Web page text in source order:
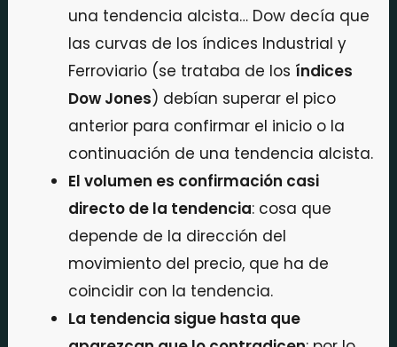
una tendencia alcista… Dow decía que
las curvas de los índices Industrial y
Ferroviario (se trataba de los índices
Dow Jones) debían superar el pico
anterior para confirmar el inicio o la
continuación de una tendencia alcista.
El volumen es confirmación casi
directo de la tendencia: cosa que
depende de la dirección del
movimiento del precio, que ha de
coincidir con la tendencia.
La tendencia sigue hasta que